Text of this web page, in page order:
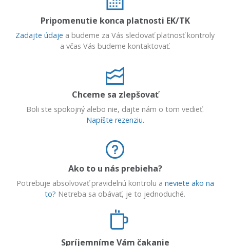
Pripomenutie konca platnosti EK/TK
Zadajte údaje a budeme za Vás sledovať platnosť kontroly
a včas Vás budeme kontaktovať.
Chceme sa zlepšovať
Boli ste spokojný alebo nie, dajte nám o tom vedieť.
Napíšte rezenziu.
Ako to u nás prebieha?
Potrebuje absolvovať pravidelnú kontrolu a neviete ako na
to? Netreba sa obávať, je to jednoduché.
Spríjemníme Vám čakanie